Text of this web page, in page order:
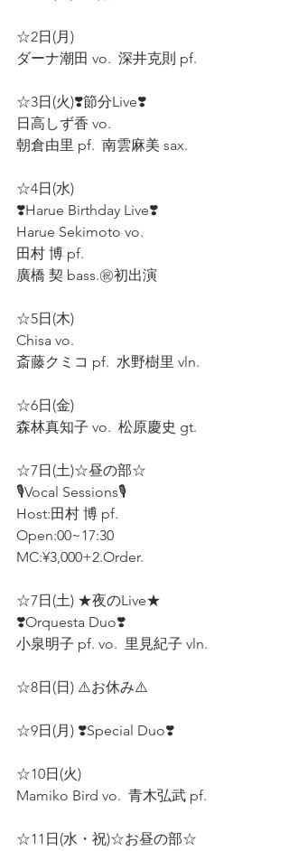
☆2日(月)
ダーナ潮田 vo.  深井克則 pf.
☆3日(火)❣️節分Live❣️
日高しず香 vo.
朝倉由里 pf.  南雲麻美 sax.
☆4日(水)
❣️Harue Birthday Live❣️
Harue Sekimoto vo.
田村 博 pf.
廣橋 契 bass.㊗️初出演
☆5日(木)
Chisa vo.
斎藤クミコ pf.  水野樹里 vln.
☆6日(金)
森林真知子 vo.  松原慶史 gt.
☆7日(土)☆昼の部☆
🎙️Vocal Sessions🎙️
Host:田村 博 pf.
Open:00~17:30
MC:¥3,000+2.Order.
☆7日(土) ★夜のLive★
❣️Orquesta Duo❣️
小泉明子 pf. vo.  里見紀子 vln.
☆8日(日) ⚠️お休み⚠️
☆9日(月) ❣️Special Duo❣️
☆10日(火)
Mamiko Bird vo.  青木弘武 pf.
☆11日(水・祝)☆お昼の部☆